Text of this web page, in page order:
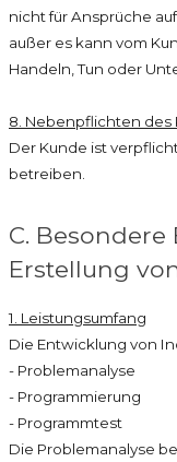
nicht für Ansprüche
außer es kann vom
Handeln, Tun oder
8. Nebenpflichten des
Der Kunde ist
betreiben.
C.
Erstellung
1. Leistungsumfang
Die Entwicklung von
- Problemanalyse
- Programmierung
- Programmtest
Die Problemanalyse